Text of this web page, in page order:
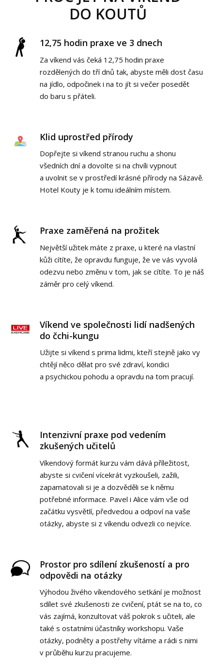
DO KOUTŮ
12,75 hodin praxe ve 3 dnech
Za víkend vás čeká 12,75 hodin praxe
rozdělených do tří dnů tak, abyste měli dost času
na jídlo, odpočinek i na to jít si večer posedět
do baru s přáteli.
Klid uprostřed přírody
Dopřejte si víkend stranou ruchu a shonu
všedních dní a dovolte si na chvíli vypnout
a uvolnit se v prostředí krásné přírody na Sázavě.
Hotel Kouty je k tomu ideálním místem.
Praxe zaměřená na prožitek
Největší užitek máte z praxe, u které na vlastní
kůži cítíte, že opravdu funguje, že ve vás vyvolá
odezvu nebo změnu v tom, jak se cítíte. To je náš
záměr pro celý víkend.
Víkend ve společnosti lidí nadšených
do čchi-kungu
Užijte si víkend s prima lidmi, kteří stejně jako vy
chtějí něco dělat pro své zdraví, kondici
a psychickou pohodu a opravdu na tom pracují.
Intenzivní praxe pod vedením
zkušených učitelů
Víkendový formát kurzu vám dává příležitost,
abyste si cvičení vícekrát vyzkoušeli, zažili,
zapamatovali si je a dozvěděli se k němu
potřebné informace. Pavel i Alice vám vše od
začátku vysvětlí, předvedou a odpoví na vaše
otázky, abyste si z víkendu odvezli co nejvíce.
Prostor pro sdílení zkušeností a pro
odpovědi na otázky
Výhodou živého víkendového setkání je možnost
sdílet své zkušenosti ze cvičení, ptát se na to, co
vás zajímá, konzultovat váš pokrok s učiteli, ale
také s ostatními účastníky workshopu. Vaše
otázky, podněty a postřehy vítáme a rádi s nimi
v průběhu kurzu pracujeme.